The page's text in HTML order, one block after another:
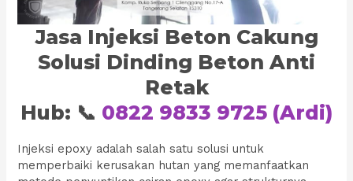
Jasa Injeksi Beton Cakung
Solusi Dinding Beton Anti
Retak
Hub: 📞 0822 9833 9725 (Ardi)
Injeksi epoxy adalah salah satu solusi untuk
memperbaiki kerusakan hutan yang memanfaatkan